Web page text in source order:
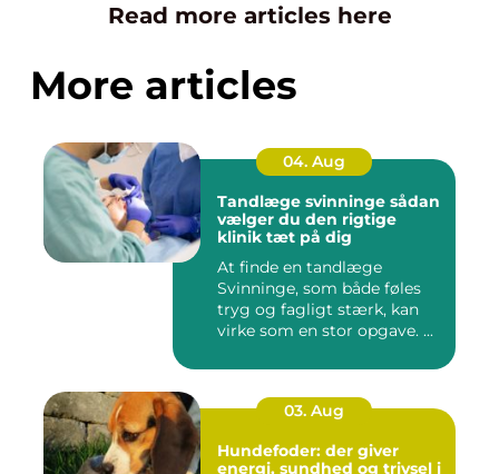
Read more articles here
More articles
04. Aug
Tandlæge svinninge sådan
vælger du den rigtige
klinik tæt på dig
At finde en tandlæge
Svinninge, som både føles
tryg og fagligt stærk, kan
virke som en stor opgave. ...
03. Aug
Hundefoder: der giver
energi, sundhed og trivsel i